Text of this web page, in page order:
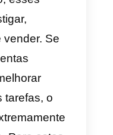
importante e
de
vendastenham